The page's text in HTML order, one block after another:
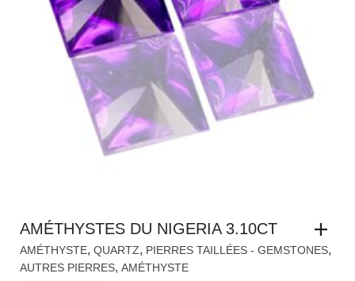
AMÉTHYSTES DU NIGERIA 3.10CT
AMÉTHYSTE, QUARTZ, PIERRES TAILLÉES - GEMSTONES,
AUTRES PIERRES, AMÉTHYSTE